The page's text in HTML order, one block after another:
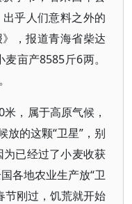
乎人们意料之外的
，报道青海省柴达
亩产8585斤6两。
，属于高原气候，
放的这颗“卫星”，别
已经过了小麦收获
各地农业生产放“卫
节刚过，饥荒就开始